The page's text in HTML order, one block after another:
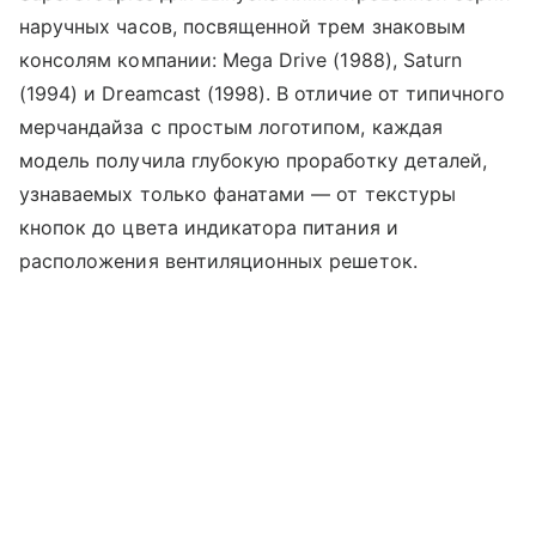
наручных часов, посвященной трем знаковым
консолям компании: Mega Drive (1988), Saturn
(1994) и Dreamcast (1998). В отличие от типичного
мерчандайза с простым логотипом, каждая
модель получила глубокую проработку деталей,
узнаваемых только фанатами — от текстуры
кнопок до цвета индикатора питания и
расположения вентиляционных решеток.